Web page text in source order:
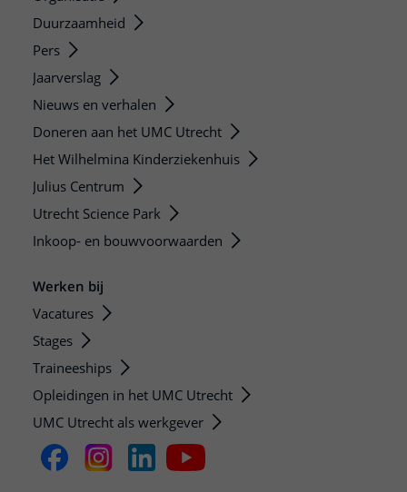
Duurzaamheid
Pers
Jaarverslag
Nieuws en verhalen
Doneren aan het UMC Utrecht
Het Wilhelmina Kinderziekenhuis
Julius Centrum
Utrecht Science Park
Inkoop- en bouwvoorwaarden
Werken bij
Vacatures
Stages
Traineeships
Opleidingen in het UMC Utrecht
UMC Utrecht als werkgever